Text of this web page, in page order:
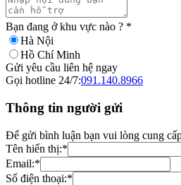
Bạn đang ở khu vực nào ? *
Hà Nội
Hồ Chí Minh
Gửi yêu cầu liên hệ ngay
Gọi hotline 24/7:091.140.8966
Thông tin người gửi
Để gửi bình luận bạn vui lòng cung
Tên hiển thị:*
Email:*
Số điện thoại:*